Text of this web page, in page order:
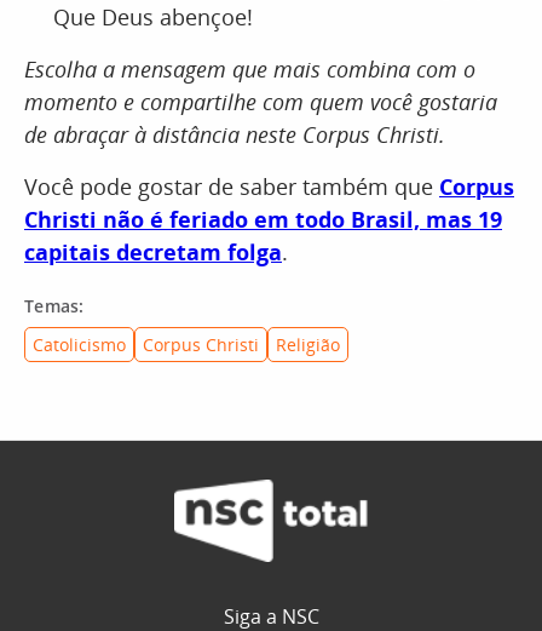
Que Deus abençoe!
Escolha a mensagem que mais combina com o
momento e compartilhe com quem você gostaria
de abraçar à distância neste Corpus Christi.
Você pode gostar de saber também que Corpus
Christi não é feriado em todo Brasil, mas 19
capitais decretam folga.
Temas:
Catolicismo
Corpus Christi Religião
Siga a NSC